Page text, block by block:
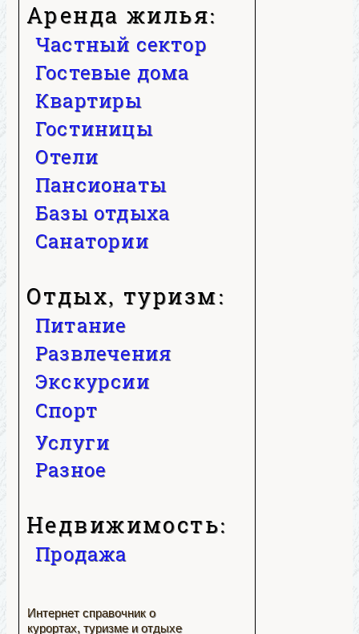
Аренда жилья:
Частный сектор
Гостевые дома
Квартиры
Гостиницы
Отели
Пансионаты
Базы отдыха
Санатории
Отдых, туризм:
Питание
Развлечения
Экскурсии
Спорт
Услуги
Разное
Недвижимость:
Продажа
Интернет справочник о
курортах, туризме и отдыхе